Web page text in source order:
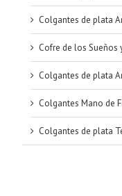
Colgantes de plata
Cofre de los Sueños
Colgantes de plata
Colgantes Mano de
Colgantes de plata